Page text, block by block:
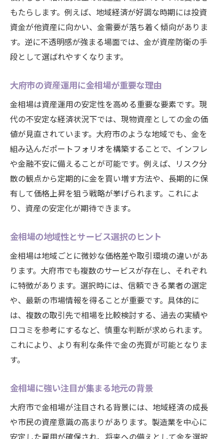
もたらします。例えば、地域経済が好調な時期には投資
資金が他資産に向かい、金需要が落ち着く傾向がありま
す。逆に不透明感が強まる場面では、金が資産防衛の手
段として選ばれやすくなります。
大府市の資産運用に金相場が重要な理由
金相場は資産運用の安定性を高める重要な要素です。現
代の不安定な経済状況下では、現物資産としての金の価
値が見直されています。大府市のような地域でも、金を
組み込んだポートフォリオを構築することで、インフレ
や金融不安に備えることが可能です。例えば、リスク分
散の観点から定期的に金を買い増す方法や、長期的に保
有して価格上昇を狙う戦略が挙げられます。これによ
り、資産の安定化が期待できます。
金相場の地域性とサービス選択のヒント
金相場は地域ごとに微妙な価格差や取引環境の違いがあ
ります。大府市でも複数のサービスが存在し、それぞれ
に特徴があります。選択時には、信頼できる業者の選定
や、最新の市場情報を得ることが重要です。具体的に
は、複数の取引先で相場を比較検討する、過去の実績や
口コミを参考にするなど、慎重な判断が求められます。
これにより、より有利な条件で金の売買が可能となりま
す。
金相場に強い注目が集まる地元の背景
大府市で金相場が注目される背景には、地域経済の成長
や市民の資産意識の高まりがあります。製造業を中心に
安定した雇用が確保され、将来への備えとして金を選択